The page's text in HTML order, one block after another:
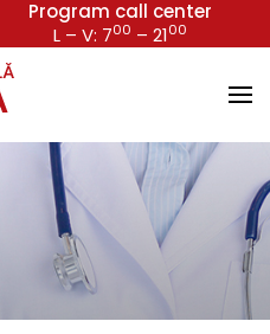
Program call center
L – V: 700 – 2100